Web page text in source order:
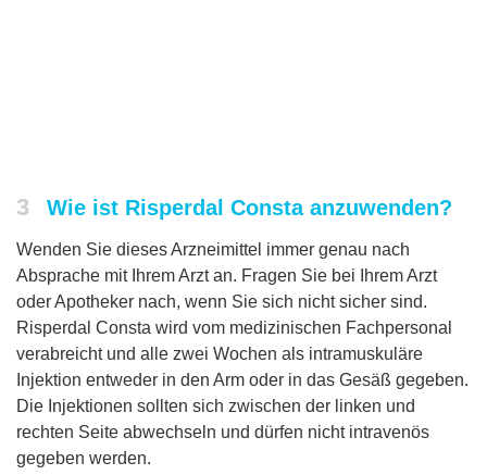
3 Wie ist Risperdal Consta anzuwenden?
Wenden Sie dieses Arzneimittel immer genau nach
Absprache mit Ihrem Arzt an. Fragen Sie bei Ihrem Arzt
oder Apotheker nach, wenn Sie sich nicht sicher sind.
Risperdal Consta wird vom medizinischen Fachpersonal
verabreicht und alle zwei Wochen als intramuskuläre
Injektion entweder in den Arm oder in das Gesäß gegeben.
Die Injektionen sollten sich zwischen der linken und
rechten Seite abwechseln und dürfen nicht intravenös
gegeben werden.